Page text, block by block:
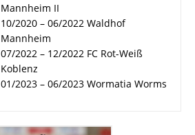
Mannheim II
10/2020 – 06/2022 Waldhof
Mannheim
07/2022 – 12/2022 FC Rot-Weiß
Koblenz
01/2023 – 06/2023 Wormatia Worms